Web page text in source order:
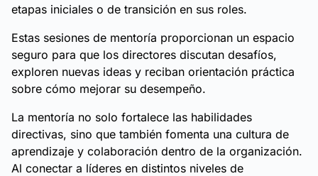
etapas iniciales o de transición en sus roles.
Estas sesiones de mentoría proporcionan un espacio
seguro para que los directores discutan desafíos,
exploren nuevas ideas y reciban orientación práctica
sobre cómo mejorar su desempeño.
La mentoría no solo fortalece las habilidades
directivas, sino que también fomenta una cultura de
aprendizaje y colaboración dentro de la organización.
Al conectar a líderes en distintos niveles de